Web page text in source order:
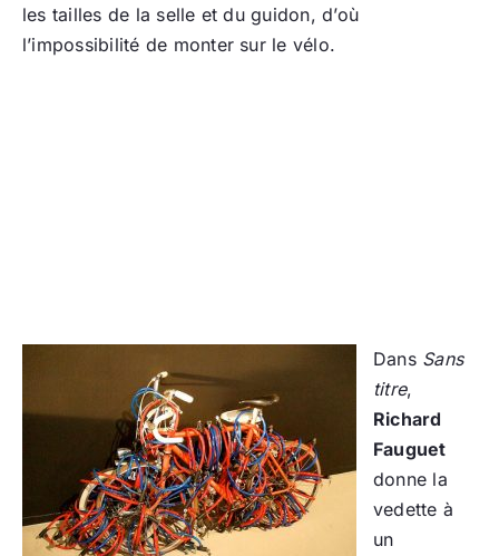
les tailles de la selle et du guidon, d’où
l’impossibilité de monter sur le vélo.
Dans Sans
titre,
Richard
Fauguet
donne la
vedette à
un